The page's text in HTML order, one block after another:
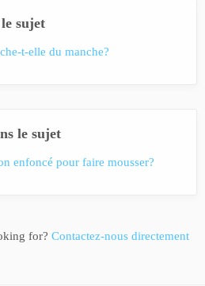
sujet
t-elle du manche?
le sujet
enfoncé pour faire mousser?
for? Contactez-nous directement